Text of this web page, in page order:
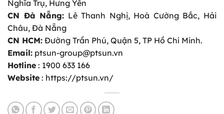
Nghĩa Trụ, Hưng Yên
CN Đà Nẵng: Lê Thanh Nghị, Hoà Cường Bắc, Hải
Châu, Đà Nẵng
CN HCM: Đường Trần Phú, Quận 5, TP Hồ Chí Minh.
Email: ptsun-group@ptsun.vn
Hotline : 1900 633 166
Website : https://ptsun.vn/